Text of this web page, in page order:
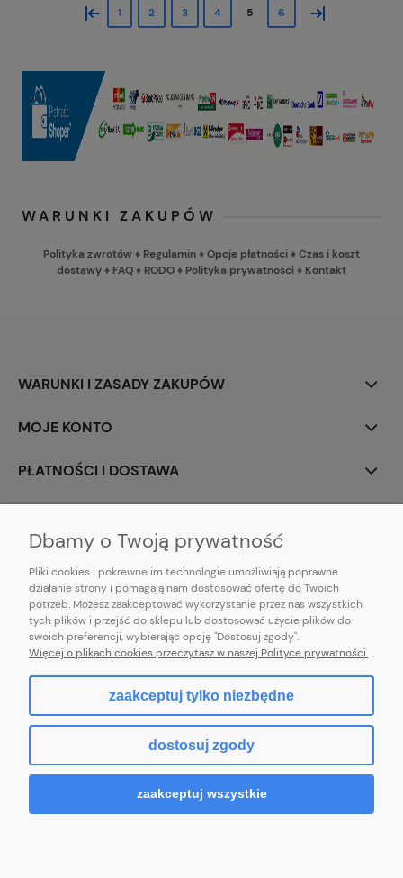
« 1 2 3 4 5 6 »
WARUNKI ZAKUPÓW
Polityka zwrotów ♦ Regulamin♦Opcje płatności♦Czas i koszt
dostawy♦ FAQ♦ RODO♦ Polityka prywatności♦ Kontakt
WARUNKI I ZASADY ZAKUPÓW
MOJE KONTO
PŁATNOŚCI I DOSTAWA
E-mail:pl101sukienek@gmail.com
101sukienek.pl
ul. Piotrkowska 317/11, Łódź 93-035, woj. łódzkie
pokaż pełną wersję strony
Sklep internetowy Shoper.pl
Dbamy o Twoją prywatność
Pliki cookies i pokrewne im technologie umożliwiają poprawne
działanie strony i pomagają nam dostosować ofertę do Twoich
potrzeb. Możesz zaakceptować wykorzystanie przez nas wszystkich
tych plików i przejść do sklepu lub dostosować użycie plików do
swoich preferencji, wybierając opcję "Dostosuj zgody".
Więcej o plikach cookies przeczytasz w naszej Polityce prywatności.
zaakceptuj tylko niezbędne
dostosuj zgody
zaakceptuj wszystkie